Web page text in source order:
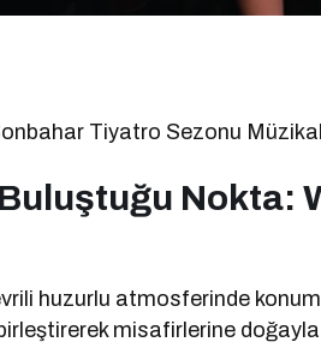
Tiyatro Sezonu
Nokta:
huzurlu atmosferinde
birleştirerek misafirlerine